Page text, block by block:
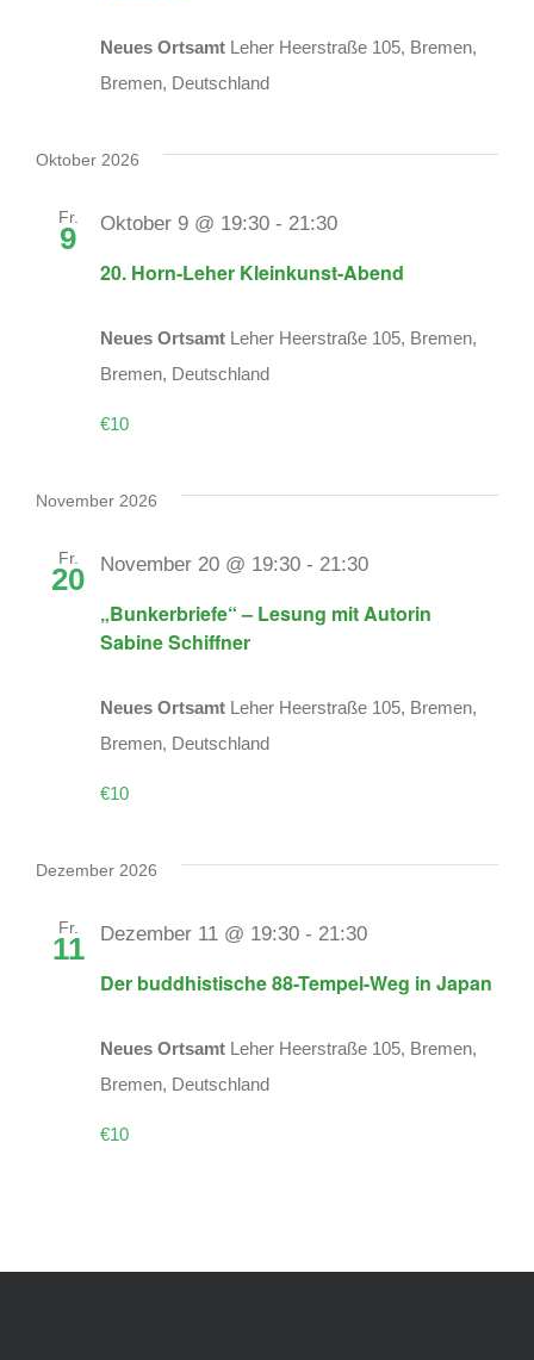
Neues Ortsamt Leher Heerstraße 105, Bremen,
Bremen, Deutschland
Oktober 2026
Fr.
9
20. Horn-Leher Kleinkunst-Abend
Oktober 9 @ 19:30 - 21:30
Neues Ortsamt Leher Heerstraße 105, Bremen,
Bremen, Deutschland
€10
November 2026
Fr.
20
„Bunkerbriefe“ – Lesung mit Autorin
Sabine Schiffner
November 20 @ 19:30 - 21:30
Neues Ortsamt Leher Heerstraße 105, Bremen,
Bremen, Deutschland
€10
Dezember 2026
Fr.
11
Der buddhistische 88-Tempel-Weg in Japan
Dezember 11 @ 19:30 - 21:30
Neues Ortsamt Leher Heerstraße 105, Bremen,
Bremen, Deutschland
€10